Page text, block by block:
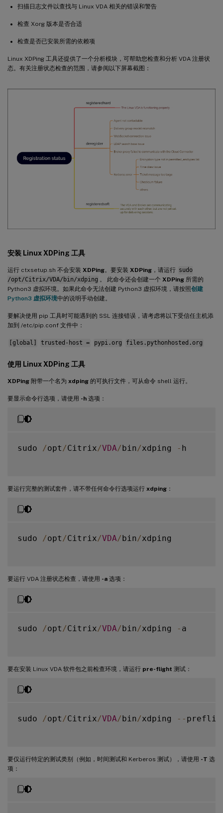
扫描日志文件以查找与 Linux VDA 相关的错误和警告
检查 Xorg 版本是否合适
检查是否已安装所需的依赖项
Linux XDPing 工具还提供了一个分析模块，可帮助您检查和分析 VDA 注册状
态。有关注册状态检查的范围，请参阅以下屏幕截图：
安装 LinuxXDPing 工具
运行 ctxsetup.sh 不会安装 XDPing。要安装 XDPing ，请运行 sudo
/opt/Citrix/VDA/bin/xdping 。 此命令还会创建一个 XDPing所需的
Python3 虚拟环境。如果此命令无法创建 Python3 虚拟环境，请按照创建
Python3 虚拟环境中的说明手动创建。
要解决使用 pip 工具时可能遇到的 SSL 连接错误，请考虑将以下受信任主机添
加到 /etc/pip.conf 文件中：
[global] trusted-host = pypi.org files.pythonhosted.org
使用 LinuxXDPing 工具
XDPing 附带一个名为 xdping 的可执行文件，可从命令 shell 运行。
要显示命令行选项，请使用 -h 选项：
sudo /opt/Citrix/VDA/ bin/xdping - h
要运行完整的测试套件，请不带任何命令行选项运行 xdping ：
sudo /opt/Citrix/VDA/ bin/xdping
要运行 VDA 注册状态检查，请使用 -a 选项：
sudo /opt/Citrix/VDA/ bin/xdping - a
要在安装 Linux VDA 软件包之前检查环境，请运行 pre-flight 测试：
sudo /opt/Citrix/VDA/ bin/xdping --
要仅运行特定的测试类别（例如，时间测试和 Kerberos 测试），请使用 -T 选
项：